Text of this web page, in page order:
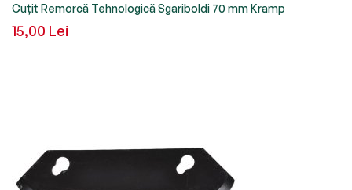
Cuțit Remorcă Tehnologică Sgariboldi 70 mm Kramp
15,00 Lei